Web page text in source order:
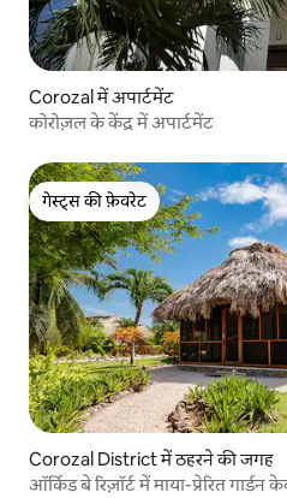
Corozal में अपार्टमेंट
कोरोज़ल के केंद्र में अपार्टमेंट
गेस्ट्स की फ़ेवरेट
गेस्ट्स की फ़ेवरेट
Corozal District में ठहरने की जगह
ऑर्किड बे रिज़ॉर्ट में माया-प्रेरित गार्डन